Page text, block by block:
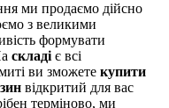
ми продаємо дійсно
з великими
формувати
складі є всі
ви зможете купити
відкритий для вас
терміново, ми